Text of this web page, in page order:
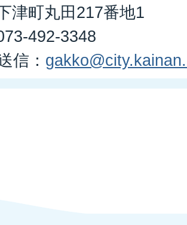
津町丸田217番地1
492-3348
信：